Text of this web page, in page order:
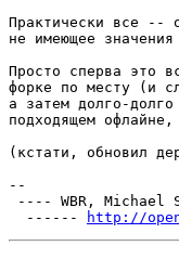
Практически все --
не имеющее
Просто сперва это
форке по месту (и
а затем долго-
подходящем
(кстати, обновил
--
---- WBR, Michael
------
http://